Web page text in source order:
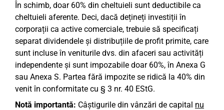
În schimb, doar 60% din cheltuieli sunt deductibile ca
cheltuieli aferente. Deci, dacă dețineți investiții în
corporații ca active comerciale, trebuie să specificați
separat dividendele și distribuțiile de profit primite, care
sunt incluse în veniturile dvs. din afaceri sau activități
independente și sunt impozabile doar 60%, în Anexa G
sau Anexa S. Partea fără impozite se ridică la 40% din
venit în conformitate cu § 3 nr. 40 EStG.
Notă importantă: Câștigurile din vânzări de capital nu